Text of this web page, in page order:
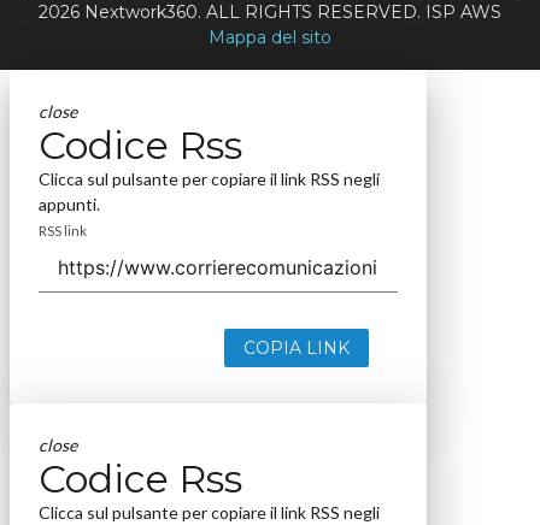
2026 Nextwork360. ALL RIGHTS RESERVED. ISP AWS
Mappa del sito
close
Codice Rss
Clicca sul pulsante per copiare il link RSS negli
appunti.
RSS link
COPIA LINK
close
Codice Rss
Clicca sul pulsante per copiare il link RSS negli